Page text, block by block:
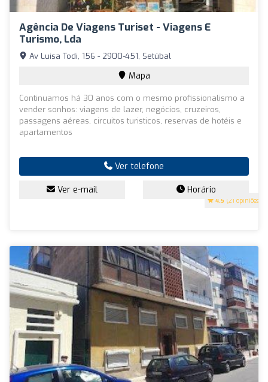
Agência De Viagens Turiset - Viagens E
Turismo, Lda
4.5 (21 opiniões)
Av Luisa Todi, 156 - 2900-451, Setúbal
Mapa
Continuamos há 30 anos com o mesmo profissionalismo a
vender sonhos: viagens de lazer, negócios, cruzeiros,
passagens aéreas, circuitos turisticos, reservas de hotéis e
apartamentos
Ver telefone
Ver e-mail Horário